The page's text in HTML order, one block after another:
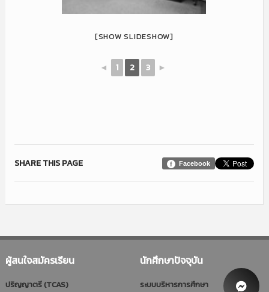
[SHOW SLIDESHOW]
◄ 1 2 3 ►
Facebook
SHARE THIS PAGE
ผู้สนใจสมัครเรียน
ปริญญาตรี (TCAS)
นักศึกษาปัจจุบัน
ระบบบริหารการศึกษา